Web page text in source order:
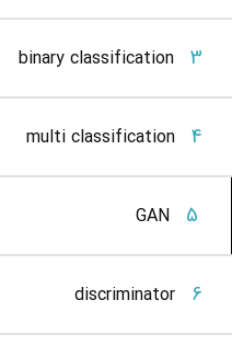
3
binary classification
4
multi classification
5
GAN
6
discriminator